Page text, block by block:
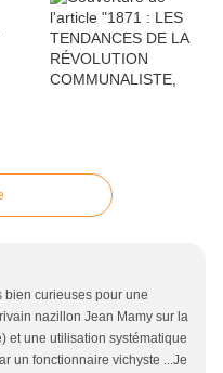
bien curieuses pour une
nazillon Jean Mamy sur la
et une utilisation systématique
un fonctionnaire vichyste ...Je